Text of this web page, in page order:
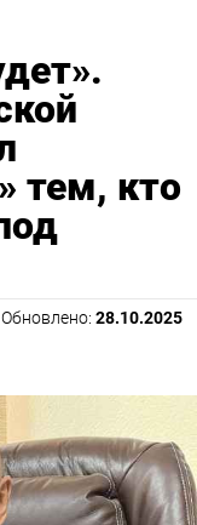
тем, кто
Обновлено: 28.10.2025